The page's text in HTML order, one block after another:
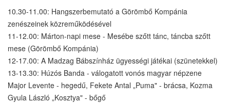
10.30-11.00: Hangszerbemutató a Görömbő Kompánia
zenészeinek közreműködésével
11-12.00: Márton-napi mese - Mesébe szőtt tánc, táncba szőtt
mese (Görömbő Kompánia)
12-17.00: A Madzag Bábszínház ügyességi játékai (szünetekkel)
13-13.30: Húzós Banda - válogatott vonós magyar népzene
Major Levente - hegedű, Fekete Antal „Puma" - brácsa, Kozma
Gyula László „Kosztya" - bőgő